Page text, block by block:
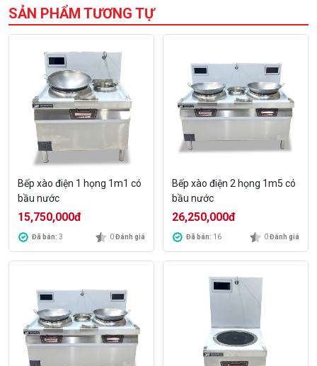
SẢN PHẨM TƯƠNG TỰ
Bếp xào điện 1 họng 1m1 có
bầu nước
15,750,000đ
Đã bán: 3 0Đánh giá
Bếp xào điện 2 họng 1m5 có
bầu nước
26,250,000đ
Đã bán: 16 0Đánh giá